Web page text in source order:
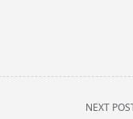
NEXT